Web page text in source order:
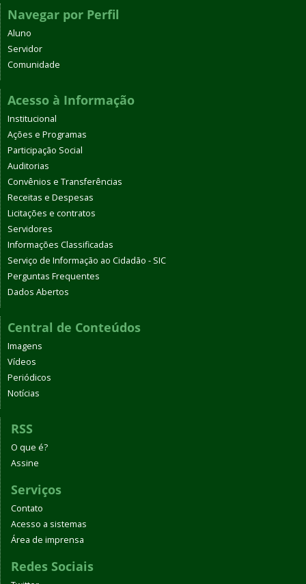
Navegar por Perfil
Aluno
Servidor
Comunidade
Acesso à Informação
Institucional
Ações e Programas
Participação Social
Auditorias
Convênios e Transferências
Receitas e Despesas
Licitações e contratos
Servidores
Informações Classificadas
Serviço de Informação ao Cidadão - SIC
Perguntas Frequentes
Dados Abertos
Central de Conteúdos
Imagens
Vídeos
Periódicos
Notícias
RSS
O que é?
Assine
Serviços
Contato
Acesso a sistemas
Área de imprensa
Redes Sociais